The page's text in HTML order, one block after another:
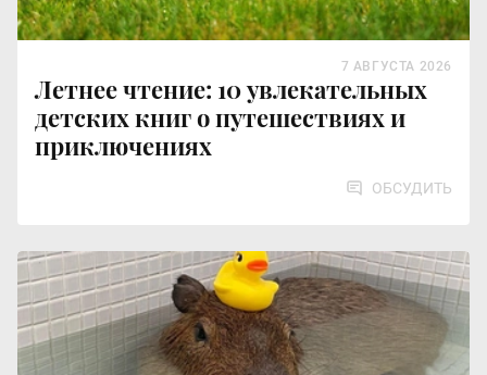
Летнее чтение: 10 увлекательных
детских книг о путешествиях и
приключениях
7 АВГУСТА 2026
ОБСУДИТЬ